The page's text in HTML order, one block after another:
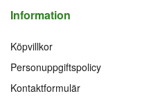
Information
Köpvillkor
Personuppgiftspolicy
Kontaktformulär